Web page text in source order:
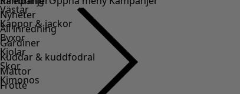
Västar
Kappor & jackor
Byxor
Kjolar
Skor
Kimonos
Nyheter
All inredning
Gardiner
Kuddar & kuddfodral
Mattor
Frotté